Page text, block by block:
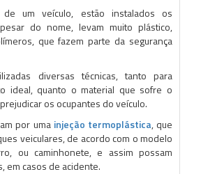
um veículo, estão instalados os
do nome, levam muito plástico,
que fazem parte da segurança
diversas técnicas, tanto para
ideal, quanto o material que sofre o
os ocupantes do veículo.
por uma injeção termoplástica, que
veiculares, de acordo com o modelo
ou caminhonete, e assim possam
em casos de acidente.